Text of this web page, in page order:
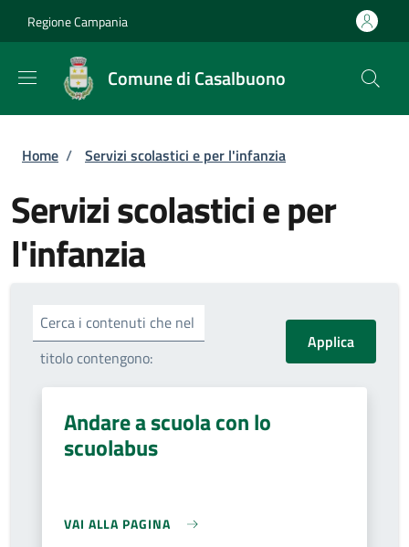
Regione Campania
Comune di Casalbuono
Briciole di pane
Home / Servizi scolastici e per l'infanzia
Servizi scolastici e per
l'infanzia
Cerca i contenuti che nel
titolo contengono:
Andare a scuola con lo
scuolabus
VAI ALLA PAGINA